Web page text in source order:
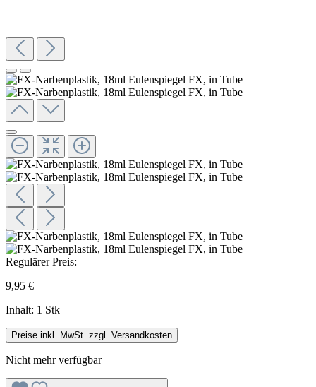
Regulärer Preis:
9,95 €
Inhalt: 1 Stk
Preise inkl. MwSt. zzgl. Versandkosten
Nicht mehr verfügbar